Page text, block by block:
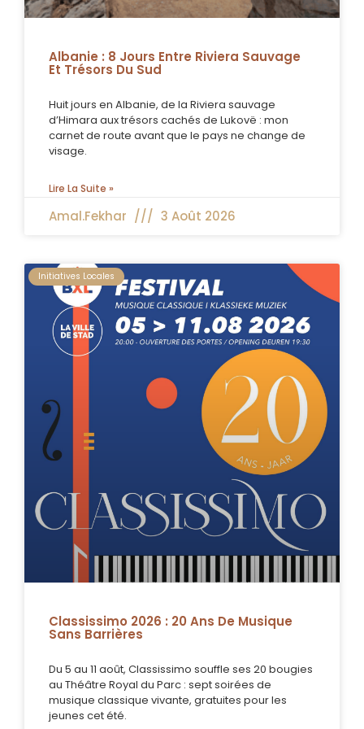
Évasion.
Cliquez Ici
Albanie : 8 Jours Entre Riviera Sauvage
Et Trésors Du Sud
Huit jours en Albanie, de la Riviera sauvage
d’Himara aux trésors cachés de Lukovë : mon
carnet de route avant que le pays ne change de
visage.
Lire La Suite »
Amal.fekhar 3 Août 2026
Initiatives Locales
Classissimo 2026 : 20 Ans De Musique
Sans Barrières
Du 5 au 11 août, Classissimo souffle ses 20 bougies
au Théâtre Royal du Parc : sept soirées de
musique classique vivante, gratuites pour les
jeunes cet été.